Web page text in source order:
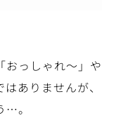
おっしゃれ～」や
ありませんが、
…。